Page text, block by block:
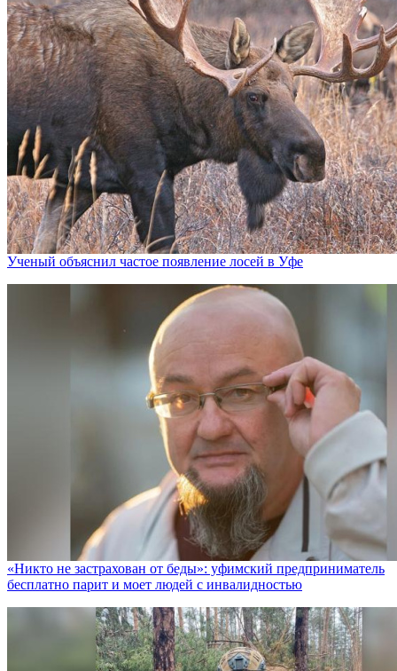
Ученый объяснил частое появление лосей в Уфе
«Никто не заcтрахован от беды»: уфимский предприниматель
бесплатно парит и моет людей с инвалидностью